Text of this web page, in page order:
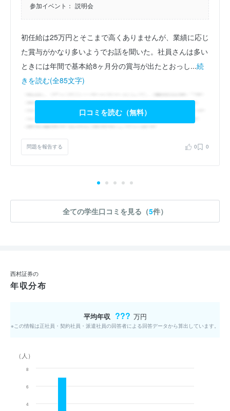
参加イベント： 説明会
初任給は25万円とそこまで高くありませんが、業績に応じ
た賞与がかなり多いようでお話を聞いた。社員さんは多い
ときには年間で基本給8ヶ月分の賞与が出たとおっし...続
きを読む(全85文字)
口コミを読む（無料）
問題を報告する 0 0
全ての学生口コミを見る（5件）
西村証券の
年収分布
平均年収 ??? 万円
※この情報は正社員・契約社員・派遣社員の回答者による回答データから算出しています。
（人）
4
6
8